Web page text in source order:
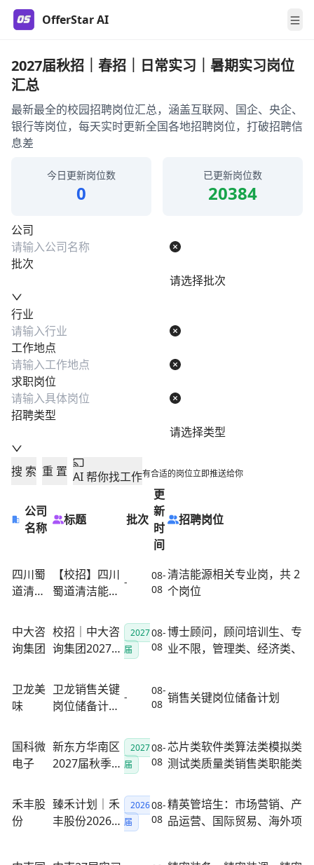
OfferStar AI
2027届秋招｜春招｜日常实习｜暑期实习岗位
汇总
最新最全的校园招聘岗位汇总，涵盖互联网、国企、央企、
银行等岗位，每天实时更新全国各地招聘岗位，打破招聘信
息差
今日更新岗位数
0
已更新岗位数
20384
公司
批次
请选择批次
行业
工作地点
求职岗位
招聘类型
请选择类型
搜 索 重 置 AI 帮你找工作有合适的岗位立即推送给你
公司
名称
标题 批次
更
新
时
间
招聘岗位
四川蜀
道清洁
团有限
公司
【校招】四川
蜀道清洁能源
所属企业正在
招聘
-
08-
08
清洁能源相关专业岗，共 2
个岗位
中大咨
询集团
校招｜中大咨
询集团2027校
动！
2027
届
08-
08
博士顾问，顾问培训生、专
业不限，管理类、经济类、
卫龙美
味
卫龙销售关键
岗位储备计
-
08-
08 销售关键岗位储备计划
国科微
电子
新东方华南区
2027届秋季校
启动！
2027
届
08-
08
芯片类软件类算法类模拟类
测试类质量类销售类职能类
禾丰股
份
臻禾计划｜禾
丰股份2026精
2026
届
08-
08
精英管培生：市场营销、产
品运营、国际贸易、海外项